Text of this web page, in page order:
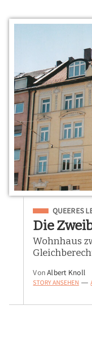
Eingeordnet
QUEERES
Die
Wohnhaus
VonAlbert Knoll
STORY ANSEHEN —